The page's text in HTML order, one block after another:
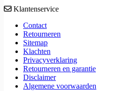
Klantenservice
Contact
Retourneren
Sitemap
Klachten
Privacyverklaring
Retourneren en garantie
Disclaimer
Algemene voorwaarden